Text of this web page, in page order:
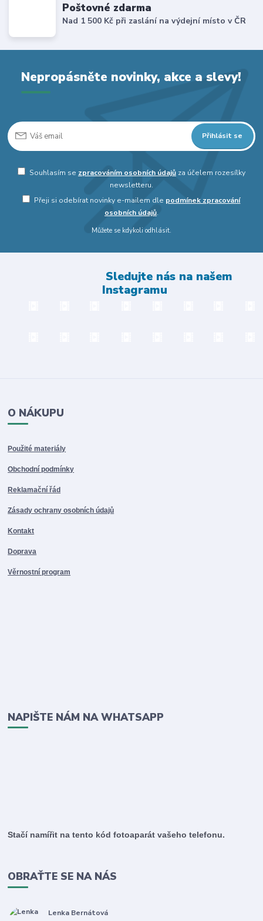
Poštovné zdarma
Nad 1 500 Kč při zaslání na výdejní místo v ČR
Nepropásněte novinky, akce a slevy!
Přihlásit se
Souhlasím se zpracováním osobních údajůza účelem rozesílky
newsletteru.
Přeji si odebírat novinky e-mailem dle podmínek zpracování
osobních údajů.
Můžete se kdykoli odhlásit.
Sledujte nás na našem
Instagramu
O NÁKUPU
Použité materiály
Obchodní podmínky
Reklamační řád
Zásady ochrany osobních údajů
Kontakt
Doprava
Věrnostní program
NAPIŠTE NÁM NA WHATSAPP
Stačí namířit na tento kód fotoaparát vašeho telefonu.
OBRAŤTE SE NA NÁS
Lenka Bernátová